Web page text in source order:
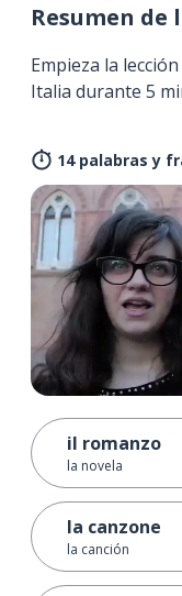
Resumen de
Empieza la
Italia durante 5
14 palabras y
il romanzo
la novela
la canzone
la canción